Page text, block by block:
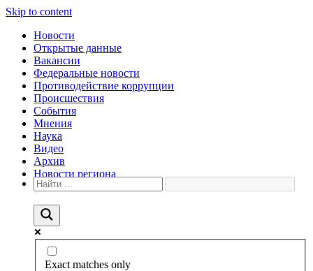
Skip to content
Новости
Открытые данные
Вакансии
Федеральные новости
Противодействие коррупции
Происшествия
События
Мнения
Наука
Видео
Архив
Новости региона
Exact matches only